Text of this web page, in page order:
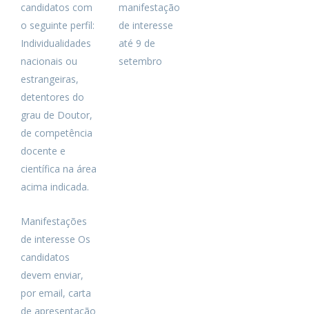
candidatos com
o seguinte perfil:
Individualidades
nacionais ou
estrangeiras,
detentores do
grau de Doutor,
de competência
docente e
científica na área
acima indicada.
Manifestações
de interesse Os
candidatos
devem enviar,
por email, carta
de apresentação
manifestação
de interesse
até 9 de
setembro